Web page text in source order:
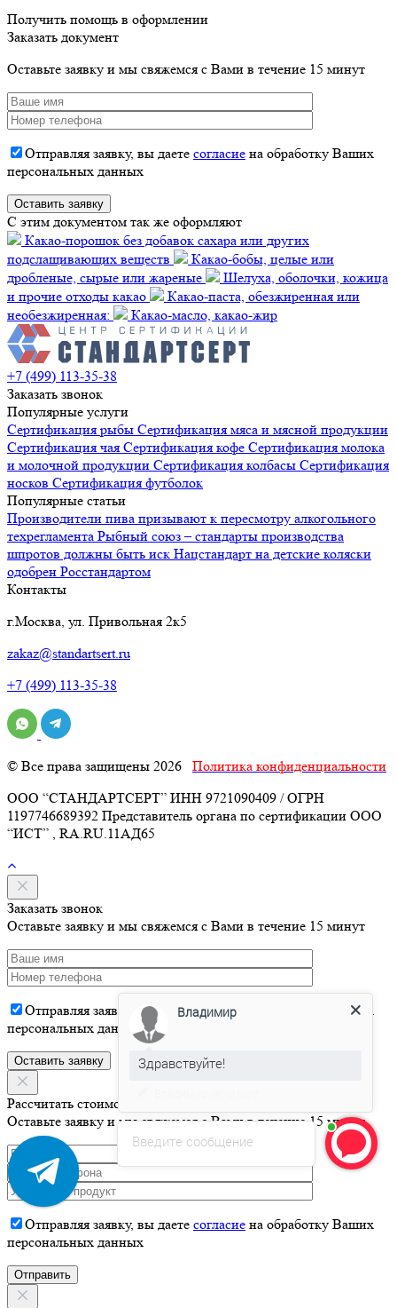
Получить помощь в оформлении
Заказать документ
Оставьте заявку и мы свяжемся с Вами в течение 15 минут
Отправляя заявку, вы даете согласие на обработку Ваших
персональных данных
C этим документом так же оформляют
Какао-порошок без добавок сахара или других
подслащивающих веществ
Какао-бобы, целые или
дробленые, сырые или жареные
Шелуха, оболочки, кожица
и прочие отходы какао
Какао-паста, обезжиренная или
необезжиренная:
Какао-масло, какао-жир
+7 (499) 113-35-38
Заказать звонок
Популярные услуги
Сертификация рыбы Сертификация мяса и мясной продукции
Сертификация чая Сертификация кофе Сертификация молока
и молочной продукции Сертификация колбасы Сертификация
носков Сертификация футболок
Популярные статьи
Производители пива призывают к пересмотру алкогольного
техрегламента Рыбный союз – стандарты производства
шпротов должны быть иск Нацстандарт на детские коляски
одобрен Росстандартом
Контакты
г.Москва, ул. Привольная 2к5
zakaz@standartsert.ru
+7 (499) 113-35-38
© Все права защищены 2026 Политика конфиденциальности
ООО “СТАНДАРТСЕРТ” ИНН 9721090409 / ОГРН
1197746689392 Представитель органа по сертификации ООО
“ИСТ” , RA.RU.11АД65
Заказать звонок
Оставьте заявку и мы свяжемся с Вами в течение 15 минут
Отправляя заявку, вы даетесогласие
на обработку Ваших
персональных данных
Рассчитать стоимость
Оставьте заявку и мы свяжемся с Вами в течение 15 минут
Отправляя заявку, вы даете согласие на обработку Ваших
персональных данных
Введите сообщение
Владимир
Здравствуйте!